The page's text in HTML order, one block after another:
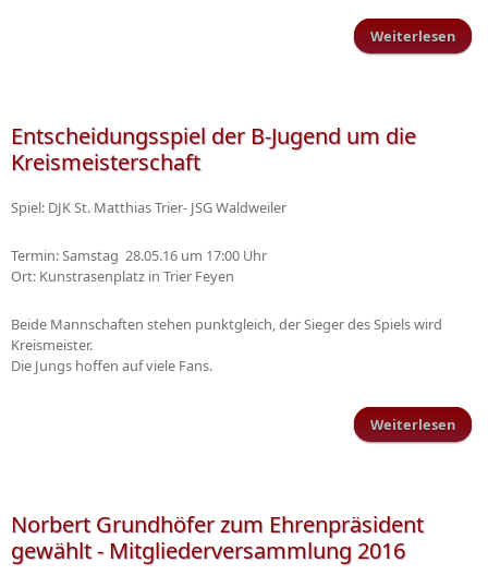
Weiterlesen
Entscheidungsspiel der B-Jugend um die
Kreismeisterschaft
Spiel: DJK St. Matthias Trier- JSG Waldweiler
Termin: Samstag 28.05.16 um 17:00 Uhr
Ort: Kunstrasenplatz in Trier Feyen
Beide Mannschaften stehen punktgleich, der Sieger des Spiels wird
Kreismeister.
Die Jungs hoffen auf viele Fans.
Weiterlesen
Norbert Grundhöfer zum Ehrenpräsident
gewählt - Mitgliederversammlung 2016